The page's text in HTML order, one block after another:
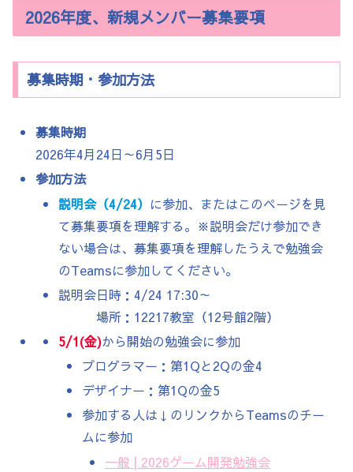
2026年度、新規メンバー募集要項
募集時期・参加方法
募集時期
2026年4月24日～6月5日
参加方法
説明会（4/24） に参加、またはこのページを見
て募集要項を理解する。※説明会だけ参加でき
ない場合は、募集要項を理解したうえで勉強会
のTeamsに参加してください。
説明会日時：4/24 17:30～
場所：12217教室（12号館2階）
5/1(金)から開始の勉強会に参加
プログラマー：第1Qと2Qの金4
デザイナー：第1Qの金5
参加する人は↓のリンクからTeamsのチー
ムに参加
一般 | 2026ゲーム開発勉強会